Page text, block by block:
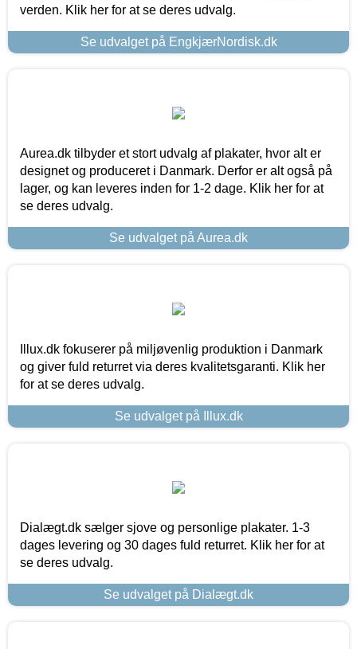
verden. Klik her for at se deres udvalg.
Se udvalget på EngkjærNordisk.dk
Aurea.dk tilbyder et stort udvalg af plakater, hvor alt er
designet og produceret i Danmark. Derfor er alt også på
lager, og kan leveres inden for 1-2 dage. Klik her for at
se deres udvalg.
Se udvalget på Aurea.dk
Illux.dk fokuserer på miljøvenlig produktion i Danmark
og giver fuld returret via deres kvalitetsgaranti. Klik her
for at se deres udvalg.
Se udvalget på Illux.dk
Dialægt.dk sælger sjove og personlige plakater. 1-3
dages levering og 30 dages fuld returret. Klik her for at
se deres udvalg.
Se udvalget på Dialægt.dk